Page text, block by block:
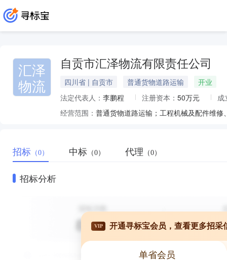
汇泽
物流
自贡市汇泽物流有限责任公司
四川省 | 自贡市 普通货物道路运输
开业
法定代表人： 李鹏程 注册资本： 50万元
成
经营范围：
招标 （0） 中标 （0） 代理 （0）
招标分析
VIP 开通寻标宝会员，查看更多招采
单省会员